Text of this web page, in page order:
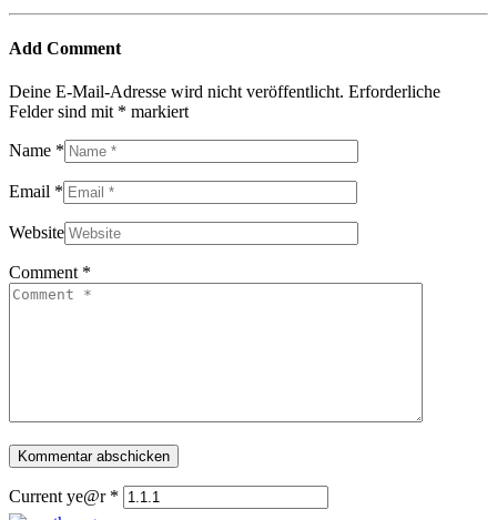
Add Comment
Deine E-Mail-Adresse wird nicht veröffentlicht. Erforderliche
Felder sind mit * markiert
Name *
Email *
Website
Comment *
Current ye@r *